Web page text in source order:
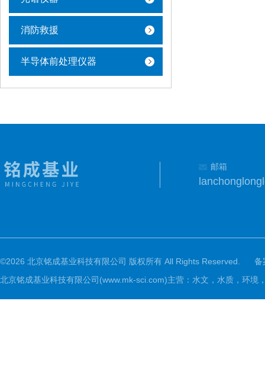
消防救援
半导体前处理仪器
邮箱
©2026 北京铭成基业科技有限公司 版权所有 All Rights Reserved.
备
北京铭成基业科技有限公司(www.mk-sci.com)主营：水文，水质，环境